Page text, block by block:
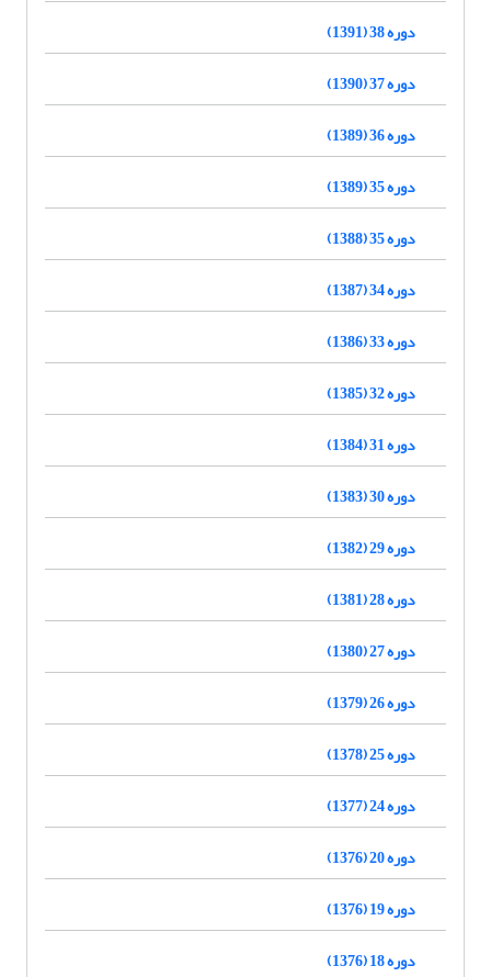
دوره 38 (1391)
دوره 37 (1390)
دوره 36 (1389)
دوره 35 (1389)
دوره 35 (1388)
دوره 34 (1387)
دوره 33 (1386)
دوره 32 (1385)
دوره 31 (1384)
دوره 30 (1383)
دوره 29 (1382)
دوره 28 (1381)
دوره 27 (1380)
دوره 26 (1379)
دوره 25 (1378)
دوره 24 (1377)
دوره 20 (1376)
دوره 19 (1376)
دوره 18 (1376)